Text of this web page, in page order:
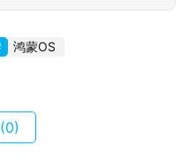
鸿蒙OS
(0)